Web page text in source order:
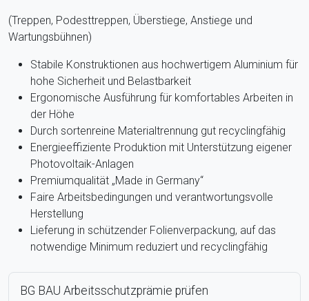
(Treppen, Podesttreppen, Überstiege, Anstiege und
Wartungsbühnen)
Stabile Konstruktionen aus hochwertigem Aluminium für
hohe Sicherheit und Belastbarkeit
Ergonomische Ausführung für komfortables Arbeiten in
der Höhe
Durch sortenreine Materialtrennung gut recyclingfähig
Energieeffiziente Produktion mit Unterstützung eigener
Photovoltaik-Anlagen
Premiumqualität „Made in Germany“
Faire Arbeitsbedingungen und verantwortungsvolle
Herstellung
Lieferung in schützender Folienverpackung, auf das
notwendige Minimum reduziert und recyclingfähig
BG BAU Arbeitsschutzprämie prüfen